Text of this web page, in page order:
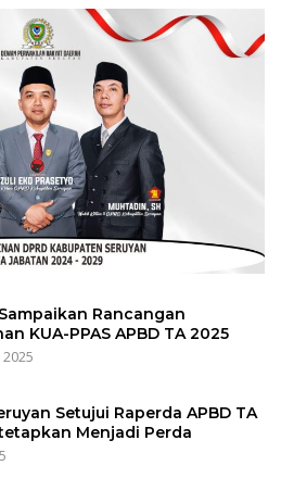
Rancangan
KUA-PPAS APBD TA 2025
Setujui Raperda APBD TA
Menjadi Perda